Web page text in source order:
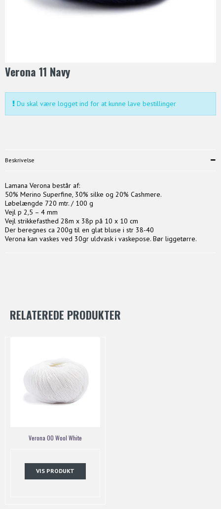
Verona 11 Navy
Du skal være logget ind for at kunne lave bestillinger
Beskrivelse
Lamana Verona består af:
50% Merino Superfine, 30% silke og 20% Cashmere.
Løbelængde 720 mtr. / 100 g
Vejl p 2,5 – 4 mm
Vejl strikkefasthed 28m x 38p på 10 x 10 cm
Der beregnes ca 200g til en glat bluse i str 38-40
Verona kan vaskes ved 30gr uldvask i vaskepose. Bør liggetørre.
RELATEREDE PRODUKTER
Verona 00 Wool White
VIS PRODUKT